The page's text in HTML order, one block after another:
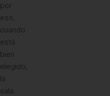
por
eso,
cuando
está
bien
elegido,
la
sala